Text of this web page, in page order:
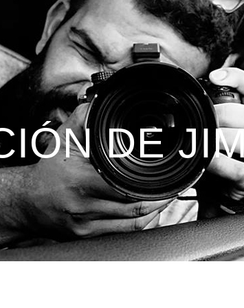
DE